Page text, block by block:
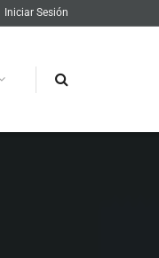
Iniciar Sesión